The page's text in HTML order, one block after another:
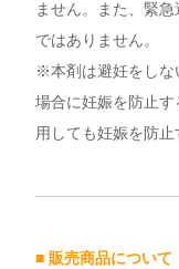
ません。また、緊
ではありません。
※本剤は避妊をしな
場合に妊娠を防止
用しても妊娠を防止
■ 販売商品について